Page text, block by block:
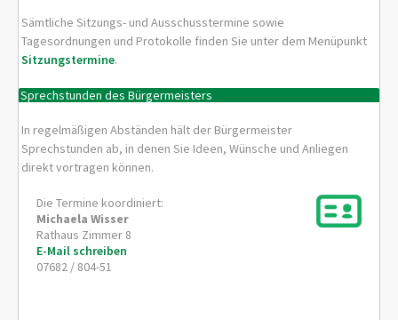
Sämtliche Sitzungs- und Ausschusstermine sowie
Tagesordnungen und Protokolle finden Sie unter dem Menüpunkt
Sitzungstermine.
Sprechstunden des Bürgermeisters
In regelmäßigen Abständen hält der Bürgermeister
Sprechstunden ab, in denen Sie Ideen, Wünsche und Anliegen
direkt vortragen können.
Die Termine koordiniert:
Michaela Wisser
Rathaus Zimmer 8
E-Mail schreiben
07682 / 804-51